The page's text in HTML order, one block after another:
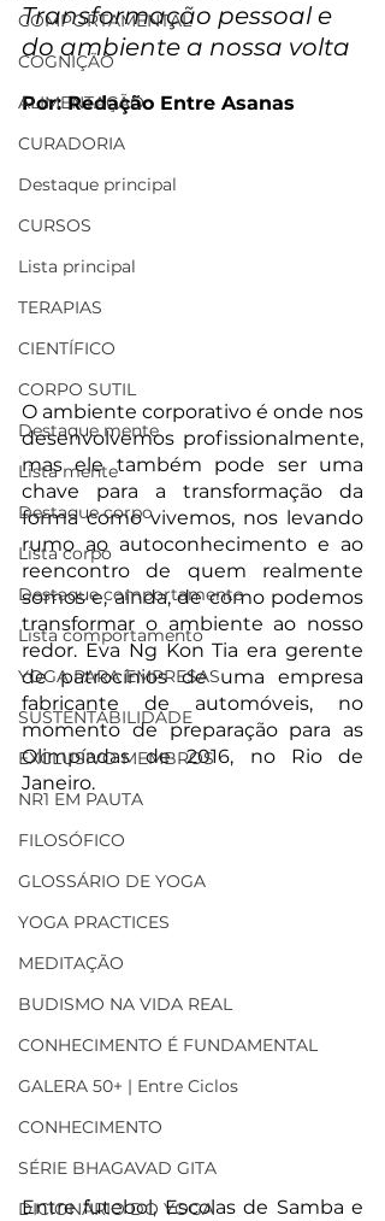
COMPORTAMENTAL
COGNIÇÃO
ALIMENTAÇÃO
CURADORIA
Destaque principal
CURSOS
Lista principal
TERAPIAS
CIENTÍFICO
CORPO SUTIL
Destaque mente
Lista mente
Destaque corpo
Lista corpo
Destaque comportamento
Lista comportamento
YOGA PARA EMPRESAS
SUSTENTABILIDADE
EXCLUSIVO MEMBROS
NR1 EM PAUTA
FILOSÓFICO
GLOSSÁRIO DE YOGA
YOGA PRACTICES
MEDITAÇÃO
BUDISMO NA VIDA REAL
CONHECIMENTO É FUNDAMENTAL
GALERA 50+ | Entre Ciclos
CONHECIMENTO
SÉRIE BHAGAVAD GITA
DICIONÁRIO DO YOGA
Transformação pessoal e
do ambiente a nossa volta
Por: Redação Entre Asanas
O ambiente corporativo é onde nos
desenvolvemos profissionalmente,
mas ele também pode ser uma
chave para a transformação da
forma como vivemos, nos levando
rumo ao autoconhecimento e ao
reencontro de quem realmente
somos e, ainda, de como podemos
transformar o ambiente ao nosso
redor. Eva Ng Kon Tia era gerente
de patrocínios de uma empresa
fabricante de automóveis, no
momento de preparação para as
Olimpíadas de 2016, no Rio de
Janeiro.
Entre futebol, Escolas de Samba e